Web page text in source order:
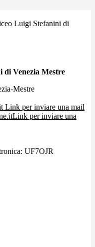
Luigi Stefanini di
di Venezia Mestre
Mestre
Link per inviare una mail
Link per inviare una
UF7OJR